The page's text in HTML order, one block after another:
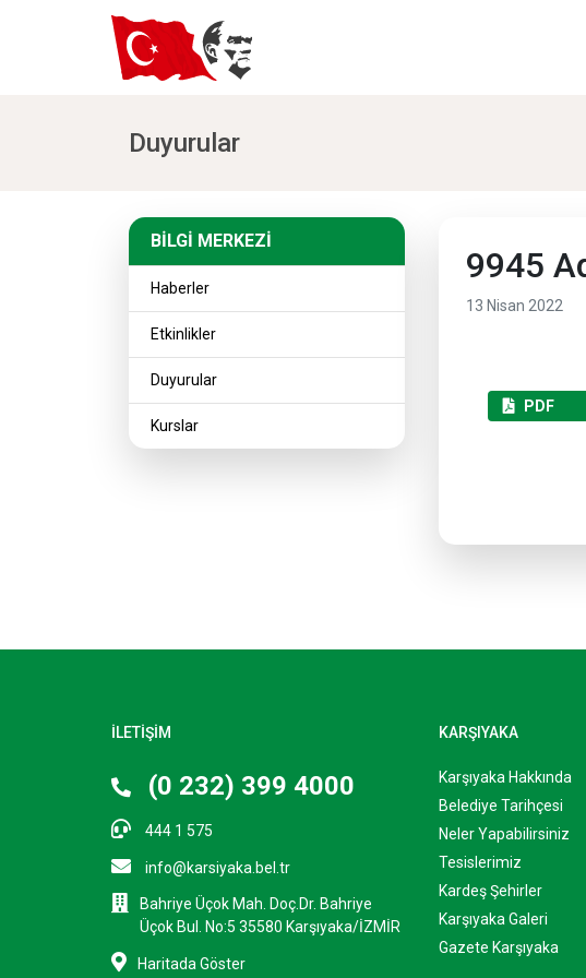
Duyurular
BİLGİ MERKEZİ
BİLGİ MERKEZİ
Haberler
Etkinlikler
Duyurular
Kurslar
9945
13 Nisan 2022
PDF
İLETİŞİM
(0 232) 399 4000
444 1 575
info@karsiyaka.bel.tr
Bahriye Üçok Mah. Doç.Dr. Bahriye
Üçok Bul. No:5 35580 Karşıyaka/İZMİR
Haritada Göster
KARŞIYAKA
Karşıyaka Hakkında
Belediye Tarihçesi
Neler Yapabilirsiniz
Tesislerimiz
Kardeş Şehirler
Karşıyaka Galeri
Gazete Karşıyaka